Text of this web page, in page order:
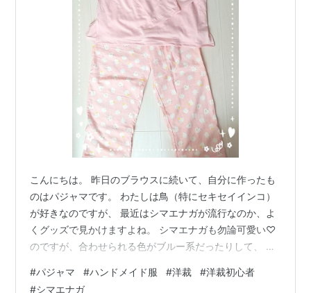
こんにちは。 昨日のブラウスに続いて、自分に作ったも
のはパジャマです。 わたしは鳥（特にセキセイインコ）
が好きなのですが、 最近はシマエナガが流行なのか、よ
くグッズで見かけますよね。 シマエナガも勿論可愛い♡
のですが、合わせられる色がブルー系だったりして、 寒
のものは基本的に持たないので、グッズを買うのには悩
#パジャマ #ハンドメイド服 #洋裁 #洋裁初心者
#シマエナガ